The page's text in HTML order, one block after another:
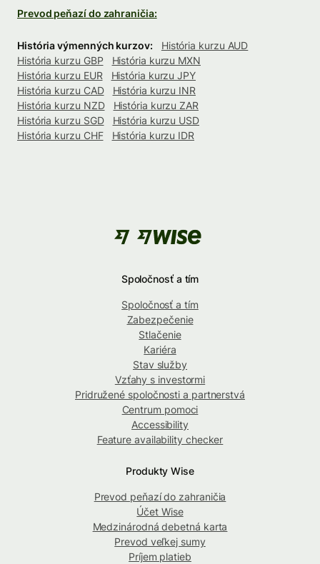
Prevod peňazí do zahraničia:
História výmenných kurzov:
História kurzu AUD
História kurzu GBP
História kurzu MXN
História kurzu EUR
História kurzu JPY
História kurzu CAD
História kurzu INR
História kurzu NZD
História kurzu ZAR
História kurzu SGD
História kurzu USD
História kurzu CHF
História kurzu IDR
Spoločnosť a tím
Spoločnosť a tím
Zabezpečenie
Stlačenie
Kariéra
Stav služby
Vzťahy s investormi
Pridružené spoločnosti a partnerstvá
Centrum pomoci
Accessibility
Feature availability checker
Produkty Wise
Prevod peňazí do zahraničia
Účet Wise
Medzinárodná debetná karta
Prevod veľkej sumy
Príjem platieb